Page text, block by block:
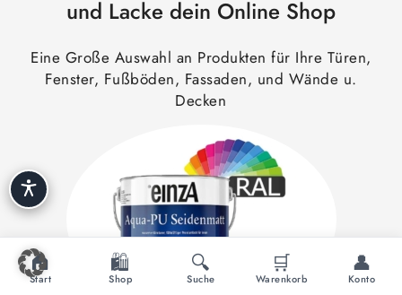
und Lacke dein Online Shop
Eine Große Auswahl an Produkten für Ihre Türen,
Fenster, Fußböden, Fassaden, und Wände u.
Decken
🏠
Start
🛍️
Shop
🔍
Suche
🛒
Warenkorb
👤
Konto